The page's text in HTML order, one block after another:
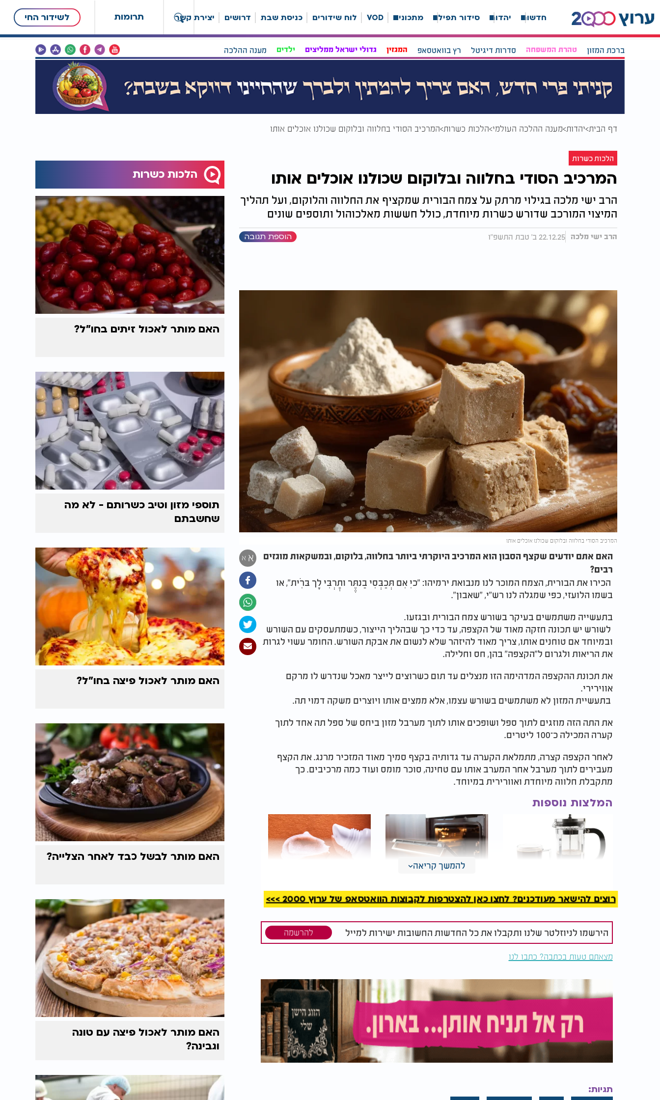
תרומות לשידור החי חדשות יהדות סידור תפילה מתכונים VOD לוח שידורים כניסת שבת דרושים יצירת קשר
ברכת המזון טהרת המשפחה סדרות דיגיטל רץ בוואטסאפ המגזין גדולי ישראל ממליצים ילדים מענה ההלכה
דף הבית יהדות מענה ההלכה העולמי הלכות כשרות המרכיב הסודי בחלווה ובלוקום שכולנו אוכלים אותו
הלכות כשרות
המרכיב הסודי בחלווה ובלוקום שכולנו אוכלים אותו
הרב ישי מלכה בגילוי מרתק על צמח הבורית שמקציף את החלווה והלוקום, ועל תהליך
המיצוי המורכב שדורש כשרות מיוחדת, כולל חששות מאלכוהול ותוספים שונים
הרב ישי מלכה 22.12.25 ב' טבת התשפ"ו הוספת תגובה
המרכיב הסודי בחלווה ובלוקום שכולנו אוכלים אותו
א א
האם אתם יודעים שקצף הסבון הוא המרכיב היוקרתי ביותר בחלווה, בלוקום, ובמשקאות מוגזים
רבים?
הכירו את הבורית, הצמח המוכר לנו מנבואת ירמיהו: "כיִּ אִם תְּכַבְּסִי בַנתֶֶּר ותְַרְבִּי לָך בּרִֹית", או
בשמו הלועזי, כפי שמגלה לנו רש"י, "שאבון".
בתעשייה משתמשים בעיקר בשורש צמח הבורית ובגזעו.
לשורש יש תכונה חזקה מאוד של הקצפה, עד כדי כך שבהליך הייצור, כשמתעסקים עם השורש
ובמיוחד אם טוחנים אותו, צריך מאוד להיזהר שלא לנשום את אבקת השורש. החומר עשוי לגרות
את הריאות ולגרום ל"הקצפה" בהן, חס וחלילה.
את תכונת ההקצפה המדהימה הזו מנצלים עד תום כשרוצים לייצר מאכל שנדרש לו מרקם
אווירירי.
בתעשיית המזון לא משתמשים בשורש עצמו, אלא ממצים אותו ויוצרים משקה דמוי תה.
את התה הזה מוזגים לתוך ספל ושופכים אותו לתוך מערבל מזון ביחס של ספל תה אחד לתוך
קערה המכילה כ־100 ליטרים.
לאחר הקצפה קצרה, מתמלאת הקערה עד גדותיה בקצף סמיך מאוד המזכיר מרנג. את הקצף
מעבירים לתוך מערבל אחר המערב אותו עם טחינה, סוכר מומס ועוד כמה מרכיבים. כך
מתקבלת חלווה מיוחדת ואוורירית במיוחד.
המלצות נוספות
האם כלי זכוכית עם ידיות
מתכת דורשים טבילה?
תנור / מיקרוגל: האם
מותר להשתמש בהם גם
לבשר וגם לחלב?
האם צריך כשרות
לשפתון?
גם את הלוקום מכינים באופן דומה.
גם אם נניח שיש לפנינו לוקום או חלווה ללא כל תוספות, רק בורית, טחינה וסוכר, עדיין המוצר
במרכז ומזרח אנטוליה, משם הוא משווק לכל העולם.
ההליך דורש מאמר ארוך ומקיף בפני עצמו, אך העיקרון חשוב להבנה: לצמח הבורית יש רמות
גבוהות של גליקוזידים, שהם תרכובות של סוכר, גלוקוז, עם חומר לא סוכרי, שבמצבים מסוימים
הוא אף רעיל. במתכונתו המקורית הוא מגן על הצמח מפני מיני פטרת וחיידקים.
את החומרים האלו צריך לשמר בשלמותם כאשר ממצים את השורש, בפרט את התכונה
על פי רוב, המיצוי נעשה בטכניקה שבה משרים את הצמחים עם אלכוהול, עד שהוא מצליח
להמשך קריאה
רוצים להישאר מעודכנים? לחצו כאן להצטרפות לקבוצות הוואטסאפ של ערוץ 2000 >>>
הירשמו לניוזלטר שלנו ותקבלו את כל החדשות החשובות ישירות למייל להרשמה
מצאתם טעות בכתבה? כתבו לנו
תגיות:
הלכות כשרות
האם מותר לאכול זיתים בחו"ל?
תוספי מזון וטיב כשרותם - לא מה
שחשבתם
האם מותר לאכול פיצה בחו"ל?
האם מותר לבשל כבד לאחר הצלייה?
האם מותר לאכול פיצה עם טונה
וגבינה?